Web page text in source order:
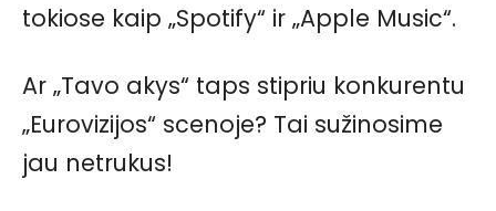
tokiose kaip „Spotify“ ir „Apple Music“.
Ar „Tavo akys“ taps stipriu konkurentu
„Eurovizijos“ scenoje? Tai sužinosime
jau netrukus!